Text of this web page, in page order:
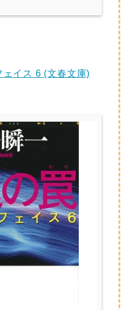
イス 6 (文春文庫)